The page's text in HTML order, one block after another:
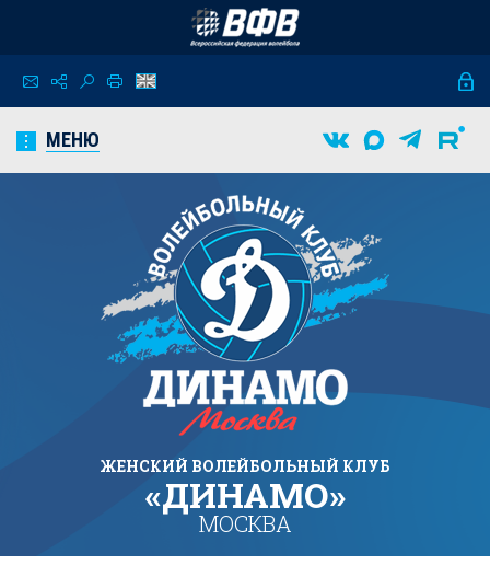
МЕНЮ
ЖЕНСКИЙ ВОЛЕЙБОЛЬНЫЙ КЛУБ
«ДИНАМО»
МОСКВА